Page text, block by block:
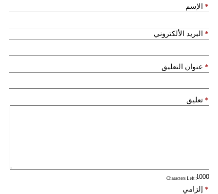
الإسم *
البريد الألكتروني *
عنوان التعليق *
تعليق *
: Characters Left
إلزامي *